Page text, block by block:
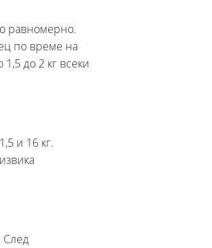
равномерно.
по време на
до 2 кг всеки
и 16 кг.
След